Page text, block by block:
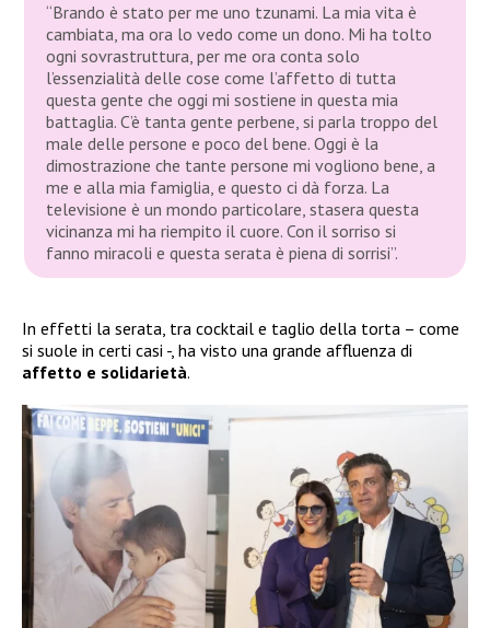
“Brando è stato per me uno tzunami. La mia vita è
cambiata, ma ora lo vedo come un dono. Mi ha tolto
ogni sovrastruttura, per me ora conta solo
l’essenzialità delle cose come l’affetto di tutta
questa gente che oggi mi sostiene in questa mia
battaglia. C’è tanta gente perbene, si parla troppo del
male delle persone e poco del bene. Oggi è la
dimostrazione che tante persone mi vogliono bene, a
me e alla mia famiglia, e questo ci dà forza. La
televisione è un mondo particolare, stasera questa
vicinanza mi ha riempito il cuore. Con il sorriso si
fanno miracoli e questa serata è piena di sorrisi”.
In effetti la serata, tra cocktail e taglio della torta – come
si suole in certi casi -, ha visto una grande affluenza di
affetto e solidarietà.